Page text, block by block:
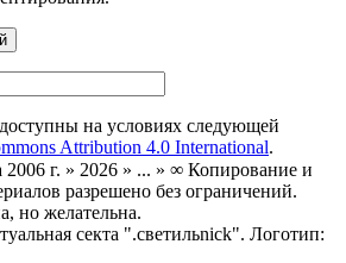
на условиях следующей
Attribution 4.0 International.
2006 г. » 2026 » ... » ∞ Копирование и
разрешено без ограничений.
но желательна.
секта ".светильnick". Логотип: